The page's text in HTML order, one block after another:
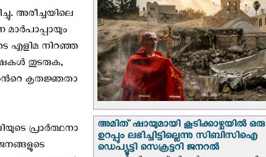
അരീച്ചയിലെ
എളിമ നിറഞ്ഞ
തുടരുക,
കൃതജ്ഞതാ
പ്രാര്‍ത്ഥനാ
അമിത് ഷായുമായി കൂടിക്കാഴ്ചയില്‍ ഒരു
ഉറപ്പും ലഭിച്ചിട്ടില്ലെന്നു സിബിസിഐ
ഡെപ്യൂട്ടി സെക്രട്ടറി ജനറല്‍